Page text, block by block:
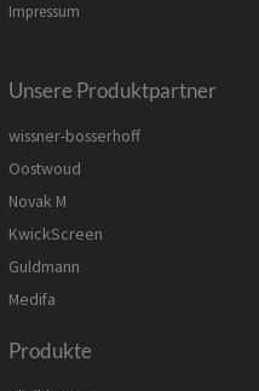
Impressum
Unsere Produktpartner
wissner-bosserhoff
Oostwoud
Novak M
KwickScreen
Guldmann
Medifa
Produkte